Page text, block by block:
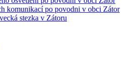
komunikací po povodni v obci Zátor
stezka v Zátoru